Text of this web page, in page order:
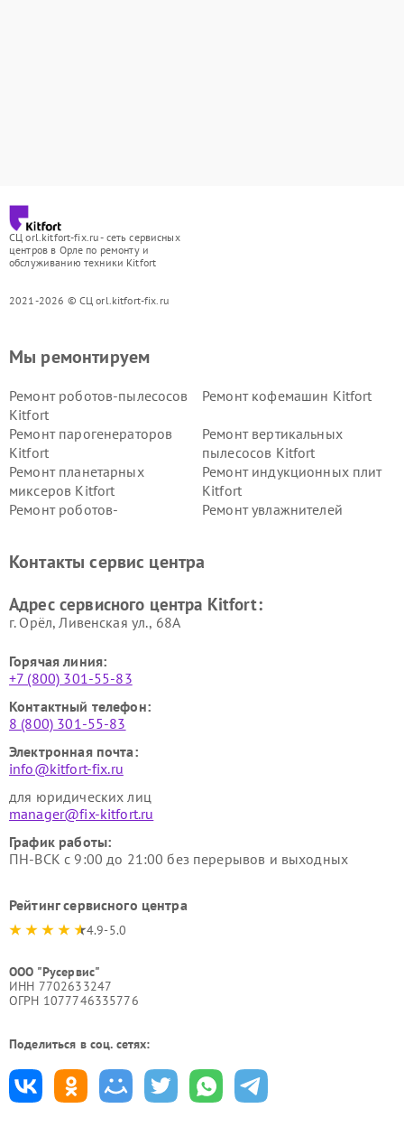
СЦ orl.kitfort-fix.ru - сеть сервисных
центров в Орле по ремонту и
обслуживанию техники Kitfort
2021-2026 © СЦ orl.kitfort-fix.ru
Мы ремонтируем
Ремонт роботов-пылесосов
Kitfort
Ремонт кофемашин Kitfort
Ремонт парогенераторов
Kitfort
Ремонт вертикальных
пылесосов Kitfort
Ремонт планетарных
миксеров Kitfort
Ремонт индукционных плит
Kitfort
Ремонт роботов-
Ремонт увлажнителей
Kitfort
Kitfort
Kitfort
Kitfort
Контакты сервис центра
Адрес сервисного центра Kitfort:
г. Орёл, Ливенская ул., 68А
Горячая линия:
+7 (800) 301-55-83
Контактный телефон:
8 (800) 301-55-83
Электронная почта:
info@kitfort-fix.ru
для юридических лиц
manager@fix-kitfort.ru
График работы:
ПН-ВСК с 9:00 до 21:00 без перерывов и выходных
Рейтинг сервисного центра
4.9-5.0
ООО "Русервис"
ИНН 7702633247
ОГРН 1077746335776
Поделиться в соц. сетях: